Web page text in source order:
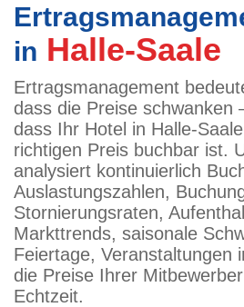
in Halle-Saale
Ertragsmanagement
dass die Preise schwanken
dass Ihr Hotel in Halle-
richtigen Preis buchbar ist.
analysiert kontinuierlich
Auslastungszahlen,
Stornierungsraten,
Markttrends, saisonale
Feiertage, Veranstaltungen
die Preise Ihrer
Echtzeit.